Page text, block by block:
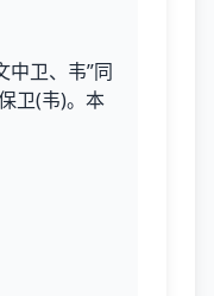
中卫、韦”同
卫(韦)。本